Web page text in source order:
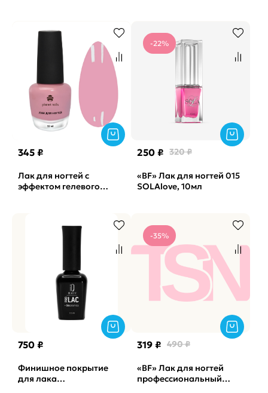
345 ₽
Лак для ногтей с
эффектом гелевого
-22%
250 ₽ 320 ₽
«BF» Лак для ногтей 015
SOLAlove, 10мл
750 ₽
Финишное покрытие
для лака
-35%
319 ₽ 490 ₽
«BF» Лак для ногтей
профессиональный